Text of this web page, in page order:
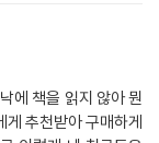
에 책을 읽지 않아 뭔
게 추천받아 구매하게